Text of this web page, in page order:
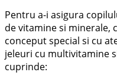
Pentru a-i asigura
de vitamine si minerale,
conceput special si cu
jeleuri cu multivitamine
cuprinde: